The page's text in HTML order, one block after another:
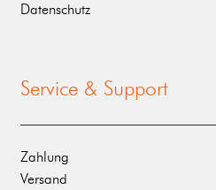
Datenschutz
Service & Support
Zahlung
Versand